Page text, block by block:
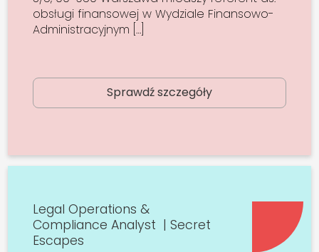
obsługi finansowej w Wydziale Finansowo-
Administracyjnym […]
Sprawdź szczegóły
Legal Operations &
Compliance Analyst | Secret
Escapes